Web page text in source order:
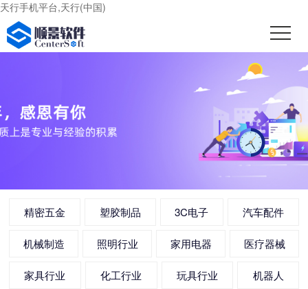
天行手机平台,天行(中国)
精密五金 塑胶制品 3C电子 汽车配件
机械制造 照明行业 家用电器 医疗器械
家具行业 化工行业 玩具行业 机器人